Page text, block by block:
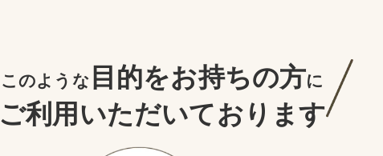
このような 目的をお持ちの方に
ご利用いただいております